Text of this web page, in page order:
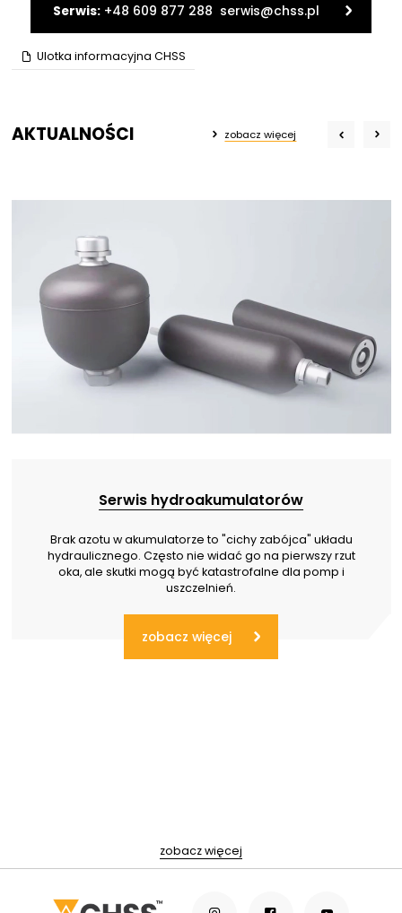
Serwis:+48 609 877 288 serwis@chss.pl
Ulotka informacyjna CHSS
AKTUALNOŚCI zobacz więcej
Serwis hydroakumulatorów
Brak azotu w akumulatorze to "cichy zabójca" układu
hydraulicznego. Często nie widać go na pierwszy rzut
oka, ale skutki mogą być katastrofalne dla pomp i
uszczelnień.
zobacz więcej
zobacz więcej